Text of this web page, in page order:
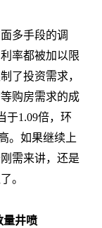
多手段的调
率都被加以限
了投资需求，
购房需求的成
于1.09倍，环
。如果继续上
需来讲，还是
。
井喷